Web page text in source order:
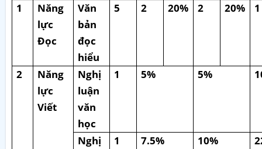
1
Năng
lực
Đọc
Văn
bản
đọc
hiểu
5 2 20% 2 20% 1
2
Năng
lực
Viết
Nghị
luận
văn
học
1 5% 5%
Nghị
1 7.5% 10%